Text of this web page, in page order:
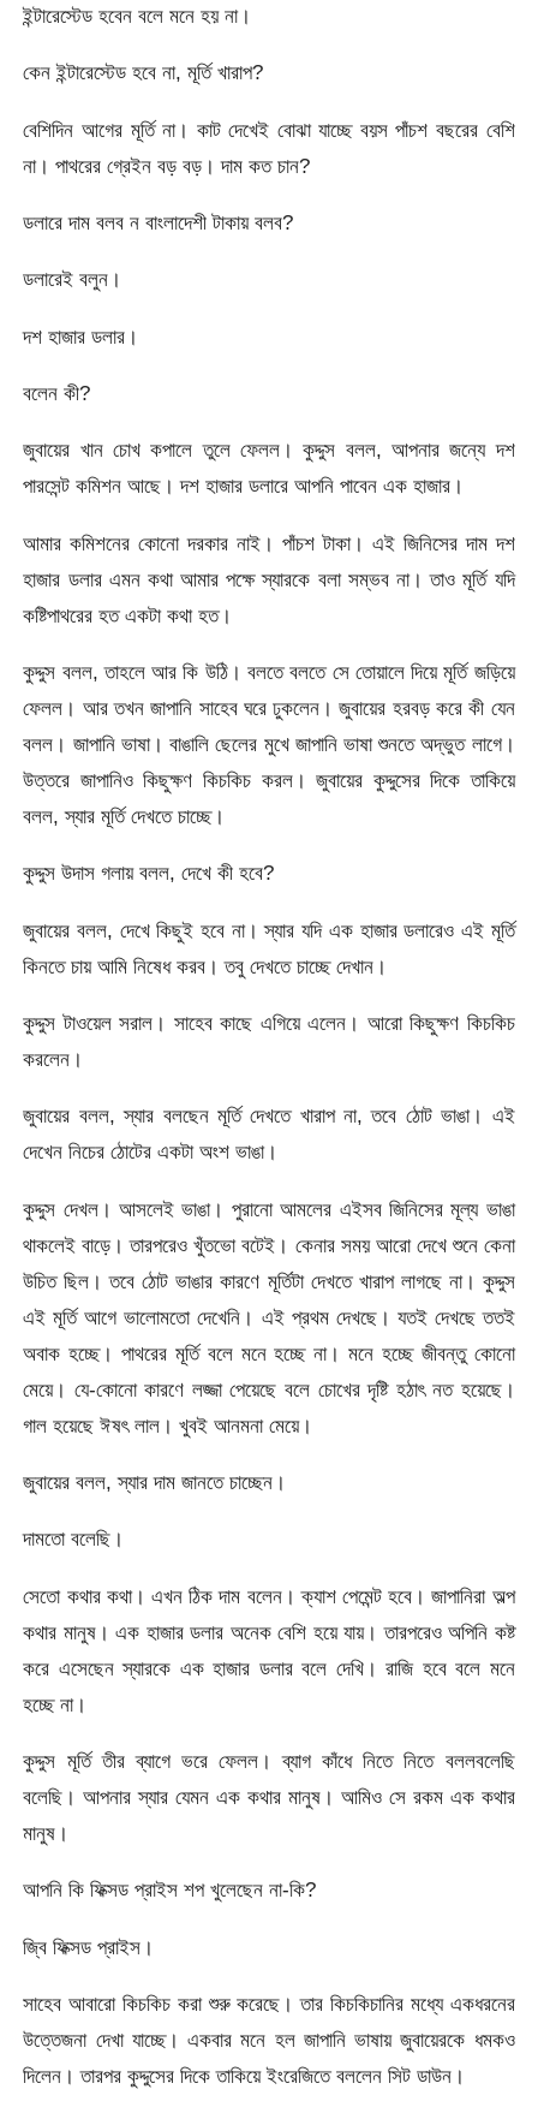
ইন্টারেস্টেড হবেন বলে মনে হয় না।
কেন ইন্টারেস্টেড হবে না, মূর্তি খারাপ?
বেশিদিন আগের মূর্তি না। কাট দেখেই বোঝা যাচ্ছে বয়স পাঁচশ বছরের বেশি
না। পাথরের গ্রেইন বড় বড়। দাম কত চান?
ডলারে দাম বলব ন বাংলাদেশী টাকায় বলব?
ডলারেই বলুন।
দশ হাজার ডলার।
বলেন কী?
জুবায়ের খান চোখ কপালে তুলে ফেলল। কুদ্দুস বলল, আপনার জন্যে দশ
পারসেন্ট কমিশন আছে। দশ হাজার ডলারে আপনি পাবেন এক হাজার।
আমার কমিশনের কোনো দরকার নাই। পাঁচশ টাকা। এই জিনিসের দাম দশ
হাজার ডলার এমন কথা আমার পক্ষে স্যারকে বলা সম্ভব না। তাও মূর্তি যদি
কষ্টিপাথরের হত একটা কথা হত।
কুদ্দুস বলল, তাহলে আর কি উঠি। বলতে বলতে সে তোয়ালে দিয়ে মূর্তি জড়িয়ে
ফেলল। আর তখন জাপানি সাহেব ঘরে ঢুকলেন। জুবায়ের হরবড় করে কী যেন
বলল। জাপানি ভাষা। বাঙালি ছেলের মুখে জাপানি ভাষা শুনতে অদ্ভুত লাগে।
উত্তরে জাপানিও কিছুক্ষণ কিচকিচ করল। জুবায়ের কুদ্দুসের দিকে তাকিয়ে
বলল, স্যার মূর্তি দেখতে চাচ্ছে।
কুদ্দুস উদাস গলায় বলল, দেখে কী হবে?
জুবায়ের বলল, দেখে কিছুই হবে না। স্যার যদি এক হাজার ডলারেও এই মূর্তি
কিনতে চায় আমি নিষেধ করব। তবু দেখতে চাচ্ছে দেখান।
কুদ্দুস টাওয়েল সরাল। সাহেব কাছে এগিয়ে এলেন। আরো কিছুক্ষণ কিচকিচ
করলেন।
জুবায়ের বলল, স্যার বলছেন মূর্তি দেখতে খারাপ না, তবে ঠোট ভাঙা। এই
দেখেন নিচের ঠোটের একটা অংশ ভাঙা।
কুদ্দুস দেখল। আসলেই ভাঙা। পুরানো আমলের এইসব জিনিসের মূল্য ভাঙা
থাকলেই বাড়ে। তারপরেও খুঁতভো বটেই। কেনার সময় আরো দেখে শুনে কেনা
উচিত ছিল। তবে ঠোট ভাঙার কারণে মূর্তিটা দেখতে খারাপ লাগছে না। কুদ্দুস
এই মূর্তি আগে ভালোমতো দেখেনি। এই প্রথম দেখছে। যতই দেখছে ততই
অবাক হচ্ছে। পাথরের মূর্তি বলে মনে হচ্ছে না। মনে হচ্ছে জীবন্তু কোনো
মেয়ে। যে-কোনো কারণে লজ্জা পেয়েছে বলে চোখের দৃষ্টি হঠাৎ নত হয়েছে।
গাল হয়েছে ঈষৎ লাল। খুবই আনমনা মেয়ে।
জুবায়ের বলল, স্যার দাম জানতে চাচ্ছেন।
দামতো বলেছি।
সেতো কথার কথা। এখন ঠিক দাম বলেন। ক্যাশ পেমেন্ট হবে। জাপানিরা অল্প
কথার মানুষ। এক হাজার ডলার অনেক বেশি হয়ে যায়। তারপরেও অপিনি কষ্ট
করে এসেছেন স্যারকে এক হাজার ডলার বলে দেখি। রাজি হবে বলে মনে
হচ্ছে না।
কুদ্দুস মূর্তি তীর ব্যাগে ভরে ফেলল। ব্যাগ কাঁধে নিতে নিতে বললবলেছি
বলেছি। আপনার স্যার যেমন এক কথার মানুষ। আমিও সে রকম এক কথার
মানুষ।
আপনি কি ফিক্সড প্রাইস শপ খুলেছেন না-কি?
জ্বি ফিক্সড প্রাইস।
সাহেব আবারো কিচকিচ করা শুরু করেছে। তার কিচকিচানির মধ্যে একধরনের
উত্তেজনা দেখা যাচ্ছে। একবার মনে হল জাপানি ভাষায় জুবায়েরকে ধমকও
দিলেন। তারপর কুদ্দুসের দিকে তাকিয়ে ইংরেজিতে বললেন সিট ডাউন।